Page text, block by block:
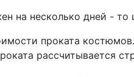
на несколько дней - то
проката
рассчитывается